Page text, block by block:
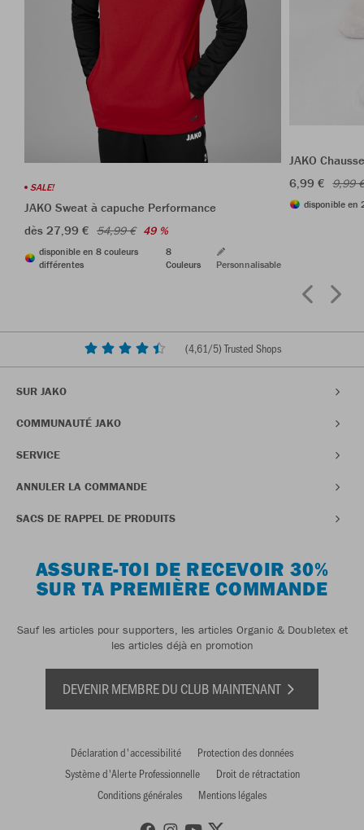
SALE!
JAKO Sweat à capuche Performance
dès 27,99 € 54,99 € 49 %
disponible en 8 couleurs
différentes
8
Couleurs
Personnalisable
JAKO
6,99 € 9,99
disponible en
(4,61/5) Trusted Shops
SUR JAKO
COMMUNAUTÉ JAKO
SERVICE
ANNULER LA COMMANDE
SACS DE RAPPEL DE PRODUITS
ASSURE-TOI DE RECEVOIR 30%
SUR TA PREMIÈRE COMMANDE
Sauf les articles pour supporters, les articles Organic & Doubletex et
les articles déjà en promotion
DEVENIR MEMBRE DU CLUB MAINTENANT
Déclaration d'accessibilité
Protection des données
Système d'Alerte Professionnelle
Droit de rétractation
Conditions générales
Mentions légales